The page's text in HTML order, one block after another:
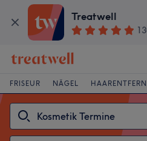
Treatwell
FRISEUR NÄGEL